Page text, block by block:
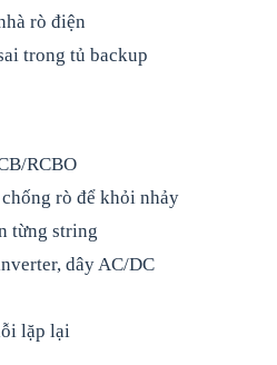
rò điện
trong tủ backup
RCBO
rò để khỏi nhảy
từng string
dây AC/DC
lặp lại